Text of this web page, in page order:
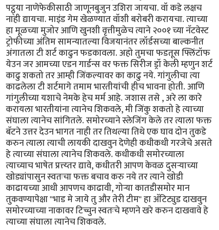
पट्ठ्या नाणेफेकीसाठी जाणूनबुजुन उशिरा जायचा. वॉ कडे लक्षच
नाही द्यायचा. माइंड गेम खेळण्यात वॉशी बरोबरी करायचा. त्याच्या
हा मूळच्या मुजोर आणि खुनशी वृत्तीमुळेच त्याने २००१ च्या नॅटवेस्ट
ट्रोफीच्या अंतिम सामन्यातल्या विजयानंतर लॉर्डसच्या बाल्कनीत
अंगातला टी शर्ट काढुन फडकावला. अहो तुमचा फडतूस फ्लिंटॉफ
येउन जर आमच्या एडन गार्डन्स वर फक्त सिरीज ड्रॉ केली म्हणुन शर्ट
काढु शकतो तर आम्ही जिंकल्यावर का काढु नये. गांगुलीचा त्या
काढलेला टी शर्टमागे तमाम भारतीयांची हीच भावना होती. आणि
गांगुलीच्या यशाचे नेमके हेच मर्म आहे. जशास तसे , अरे ला कारे
करायला भारतीयांना त्यानेच शिकवले, मी जिंकु शकतो हे त्याच्या
संघाला त्यानेच सांगितले. समोरच्याने स्लेजिंग केले तर त्याला फक्त
बॅटने उत्तर देउन भागत नाही तर तिथल्या तिथे एक घाव दोन तुकडे
करुन त्याला त्याची लायकी दाखवुन देणेही कधीकधी गरजेचे असते
हे त्याच्या संघाला त्यानेच शिकवले. कधीकधी समोरच्याला
त्याच्याच भाषेत प्रत्त्य्तर द्यावे, कधीतरी आपण केवळ दुसर्‍याच्या
खोड्यांपासुन स्वतःचा फक्त बचाव करु नये तर त्याने खोडी
काढायच्या आधी आपणच काढावी, गोर्‍या कातडीसमोर मान
तुकवण्यापेक्षा "भाड मे जाये तु और तेरी टीम" हा अ‍ॅटिट्युड दाखवुन
समोरच्याच्या नाकावर टिच्चुन स्वतःचे म्हणने खरे करुन दाखवावे हे
त्याच्या संघाला त्यानेच शिकवले.